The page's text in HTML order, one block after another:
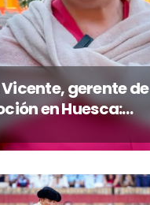
gerente de
en Huesca:
figuras del toreo
a esta feria»